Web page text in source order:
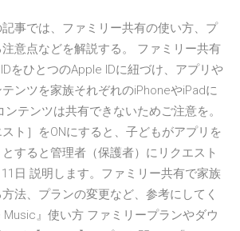
事では、ファミリー共有の使い方、プ
意点などを解説する。 ファミリー共有
をひとつのApple IDに紐づけ、アプリや
ンツを家族それぞれのiPhoneやiPadに
テンツは共有できないためご注意を。
ト］をONにすると、子どもがアプリを
すると管理者（保護者）にリクエスト
日 説明します。ファミリー共有で家族
法、プランの変更など、参考にしてく
』使い方 ファミリープランやダウ